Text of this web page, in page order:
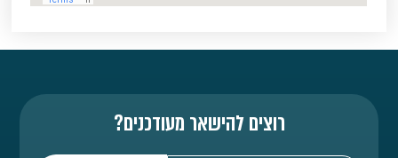
רוצים להישאר מעודכנים?